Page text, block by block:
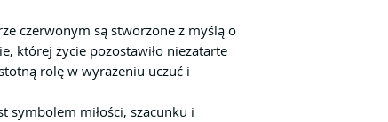
czerwonym są stworzone z myślą o
której życie pozostawiło niezatarte
rolę w wyrażeniu uczuć i
symbolem miłości, szacunku i